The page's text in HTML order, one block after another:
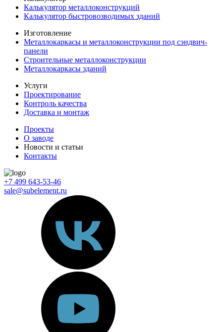
Калькулятор металлоконструкций
Калькулятор быстровозводимых зданий
Изготовление
Металлокаркасы и металлоконструкции под сэндвич-
панели
Строительные металлоконструкции
Металлокаркасы зданий
Услуги
Проектирование
Контроль качества
Доставка и монтаж
Проекты
О заводе
Новости и статьи
Контакты
+7 499 643-53-46
sale@subelement.ru